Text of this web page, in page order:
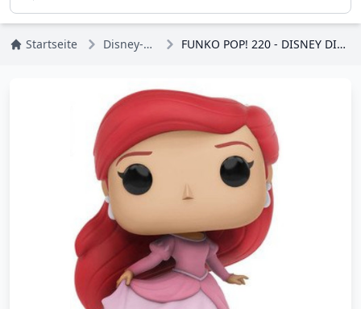
Startseite Disney-Prinzessinnen FUNKO POP! 220 - DISNEY DIE KLEINE MEERJUNGFRAU - ARIEL